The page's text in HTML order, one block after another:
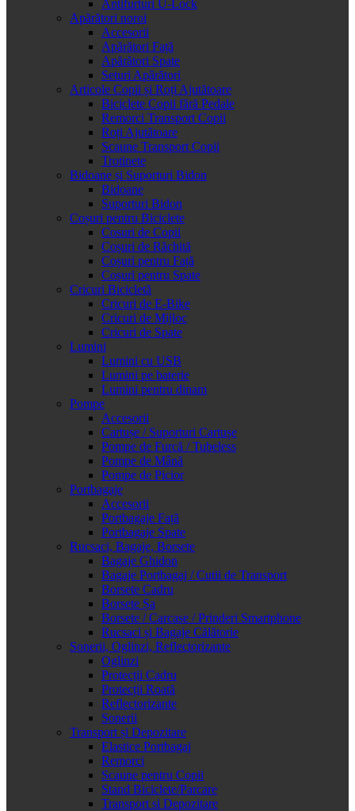
Antifurturi U-Lock
Apărători noroi
Accesorii
Apărători Față
Apărători Spate
Seturi Apărători
Articole Copii și Roți Ajutătoare
Biciclete Copii fără Pedale
Remorci Transport Copii
Roți Ajutătoare
Scaune Transport Copii
Trotinete
Bidoane și Suporturi Bidon
Bidoane
Suporturi Bidon
Coșuri pentru Biciclete
Cosuri de Copii
Coșuri de Răchită
Coșuri pentru Față
Coșuri pentru Spate
Cricuri Bicicletă
Cricuri de E-Bike
Cricuri de Mijloc
Cricuri de Spate
Lumini
Lumini cu USB
Lumini pe baterie
Lumini pentru dinam
Pompe
Accesorii
Cartușe / Suporturi Cartușe
Pompe de Furcă / Tubeless
Pompe de Mână
Pompe de Picior
Portbagaje
Accesorii
Portbagaje Față
Portbagaje Spate
Rucsaci, Bagaje, Borsete
Bagaje Ghidon
Bagaje Portbagaj / Cutii de Transport
Borsete Cadru
Borsete Șa
Borsete / Carcase / Prinderi Smartphone
Rucsaci și Bagaje Călătorie
Sonerii, Oglinzi, Reflectorizante
Oglinzi
Protecții Cadru
Protecții Roată
Reflectorizante
Sonerii
Transport și Depozitare
Elastice Portbagaj
Remorci
Scaune pentru Copii
Stand Biciclete/Parcare
Transport si Depozitare